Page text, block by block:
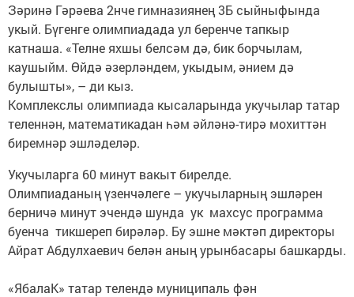
Зәринә Гәрәева 2нче гимназиянең 3Б сыйныфында
укый. Бүгенге олимпиадада ул беренче тапкыр
катнаша. «Телне яхшы белсәм дә, бик борчылам,
каушыйм. Өйдә әзерләндем, укыдым, әнием дә
булышты», – ди кыз.
Комплекслы олимпиада кысаларында укучылар татар
теленнән, математикадан һәм әйләнә-тирә мохиттән
биремнәр эшләделәр.
Укучыларга 60 минут вакыт бирелде.
Олимпиаданың үзенчәлеге – укучыларның эшләрен
берничә минут эчендә шунда ук махсус программа
буенча тикшереп бирәләр. Бу эшне мәктәп директоры
Айрат Абдулхаевич белән аның урынбасары башкарды.
«ЯбалаК» татар телендә муниципаль фән